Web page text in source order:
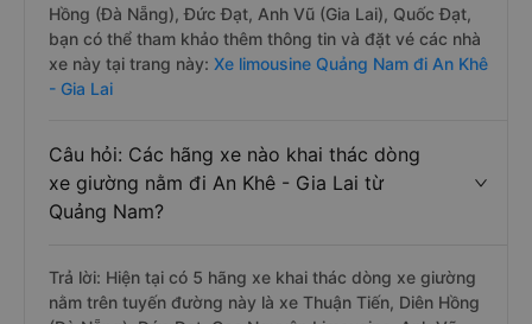
Hồng (Đà Nẵng), Đức Đạt, Anh Vũ (Gia Lai), Quốc Đạt,
bạn có thể tham khảo thêm thông tin và đặt vé các nhà
xe này tại trang này: Xe limousine Quảng Nam đi An Khê
- Gia Lai
Câu hỏi: Các hãng xe nào khai thác dòng
xe giường nằm đi An Khê - Gia Lai từ
Quảng Nam?
Trả lời: Hiện tại có 5 hãng xe khai thác dòng xe giường
nằm trên tuyến đường này là xe Thuận Tiến, Diên Hồng